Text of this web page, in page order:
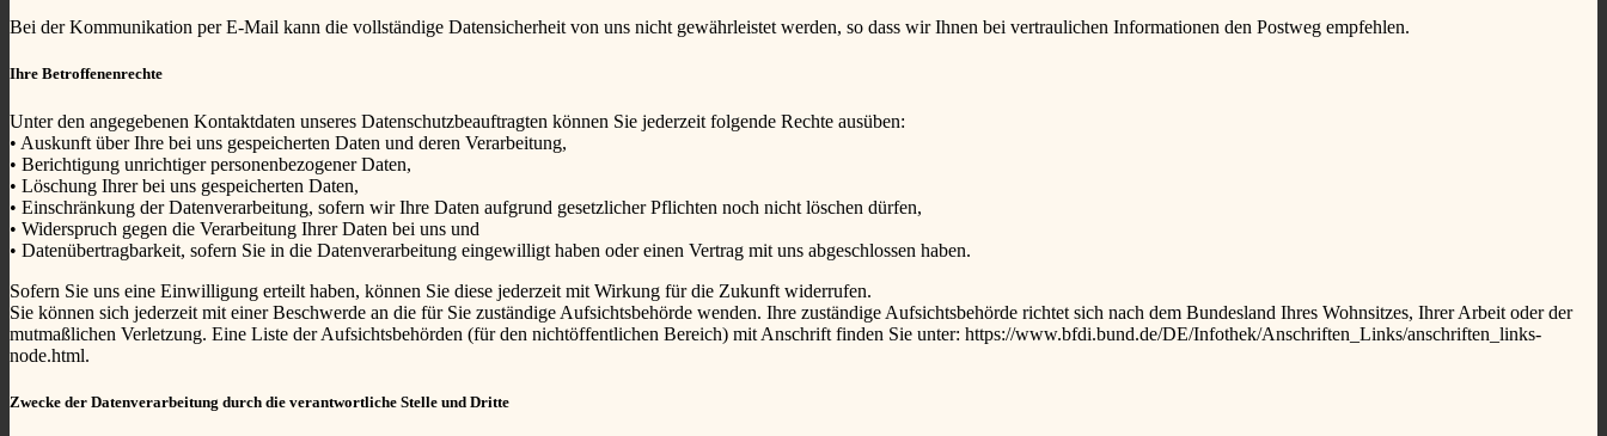
Bei der Kommunikation per E-Mail kann die vollständige Datensicherheit von uns nicht gewährleistet werden, so dass wir Ihnen bei vertraulichen Informationen den Postweg empfehlen.
Ihre Betroffenenrechte
Unter den angegebenen Kontaktdaten unseres Datenschutzbeauftragten können Sie jederzeit folgende Rechte ausüben:
• Auskunft über Ihre bei uns gespeicherten Daten und deren Verarbeitung,
• Berichtigung unrichtiger personenbezogener Daten,
• Löschung Ihrer bei uns gespeicherten Daten,
• Einschränkung der Datenverarbeitung, sofern wir Ihre Daten aufgrund gesetzlicher Pflichten noch nicht löschen dürfen,
• Widerspruch gegen die Verarbeitung Ihrer Daten bei uns und
• Datenübertragbarkeit, sofern Sie in die Datenverarbeitung eingewilligt haben oder einen Vertrag mit uns abgeschlossen haben.
Sofern Sie uns eine Einwilligung erteilt haben, können Sie diese jederzeit mit Wirkung für die Zukunft widerrufen.
Sie können sich jederzeit mit einer Beschwerde an die für Sie zuständige Aufsichtsbehörde wenden. Ihre zuständige Aufsichtsbehörde richtet sich nach dem Bundesland Ihres Wohnsitzes, Ihrer Arbeit oder der
mutmaßlichen Verletzung. Eine Liste der Aufsichtsbehörden (für den nichtöffentlichen Bereich) mit Anschrift finden Sie unter: https://www.bfdi.bund.de/DE/Infothek/Anschriften_Links/anschriften_links-
node.html.
Zwecke der Datenverarbeitung durch die verantwortliche Stelle und Dritte